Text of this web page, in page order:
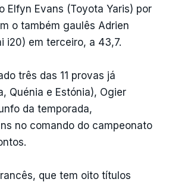
Elfyn Evans (Toyota Yaris) por
o também gaulês Adrien
i20) em terceiro, a 43,7.
três das 11 provas já
Quénia e Estónia), Ogier
da temporada,
no comando do campeonato
que tem oito títulos